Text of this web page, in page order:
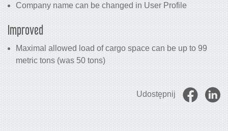
Company name can be changed in User Profile
Improved
Maximal allowed load of cargo space can be up to 99
metric tons (was 50 tons)
Udostępnij